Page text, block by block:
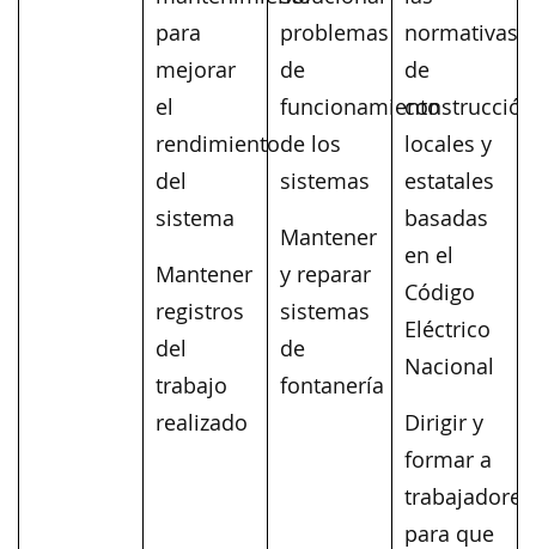
para
mejorar
el
rendimiento
del
sistema
Mantener
registros
del
trabajo
realizado
problemas
de
funcionamiento
de los
sistemas
Mantener
y reparar
sistemas
de
fontanería
normativas
de
construcción
locales y
estatales
basadas
en el
Código
Eléctrico
Nacional
Dirigir y
formar a
trabajadores
para que